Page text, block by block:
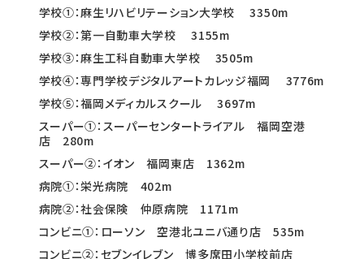
学校①：麻生リハビリテーション大学校 3350m
学校②：第一自動車大学校 3155m
学校③：麻生工科自動車大学校 3505m
学校④：専門学校デジタルアートカレッジ福岡 3776m
学校⑤：福岡メディカルスクール 3697m
スーパー①：スーパーセンタートライアル 福岡空港
店 280m
スーパー②：イオン 福岡東店 1362m
病院①：栄光病院 402m
病院②：社会保険 仲原病院 1171m
コンビニ①：ローソン 空港北ユニバ通り店 535m
コンビニ②：セブンイレブン 博多席田小学校前店